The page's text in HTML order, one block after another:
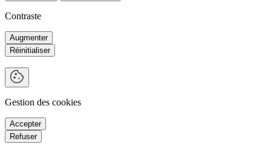
Contraste
Augmenter
Réinitialiser
Gestion des cookies